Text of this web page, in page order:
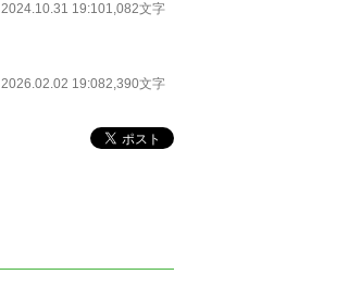
2024.10.31 19:101,082文字
2026.02.02 19:082,390文字